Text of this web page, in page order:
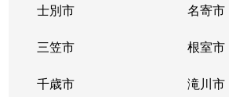
士別市 名寄市
三笠市 根室市
千歳市 滝川市